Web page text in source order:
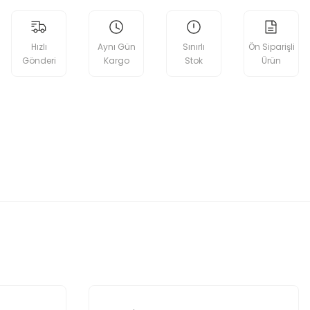
Hızlı
Gönderi
Aynı Gün
Kargo
Sınırlı
Stok
Ön Siparişli
Ürün